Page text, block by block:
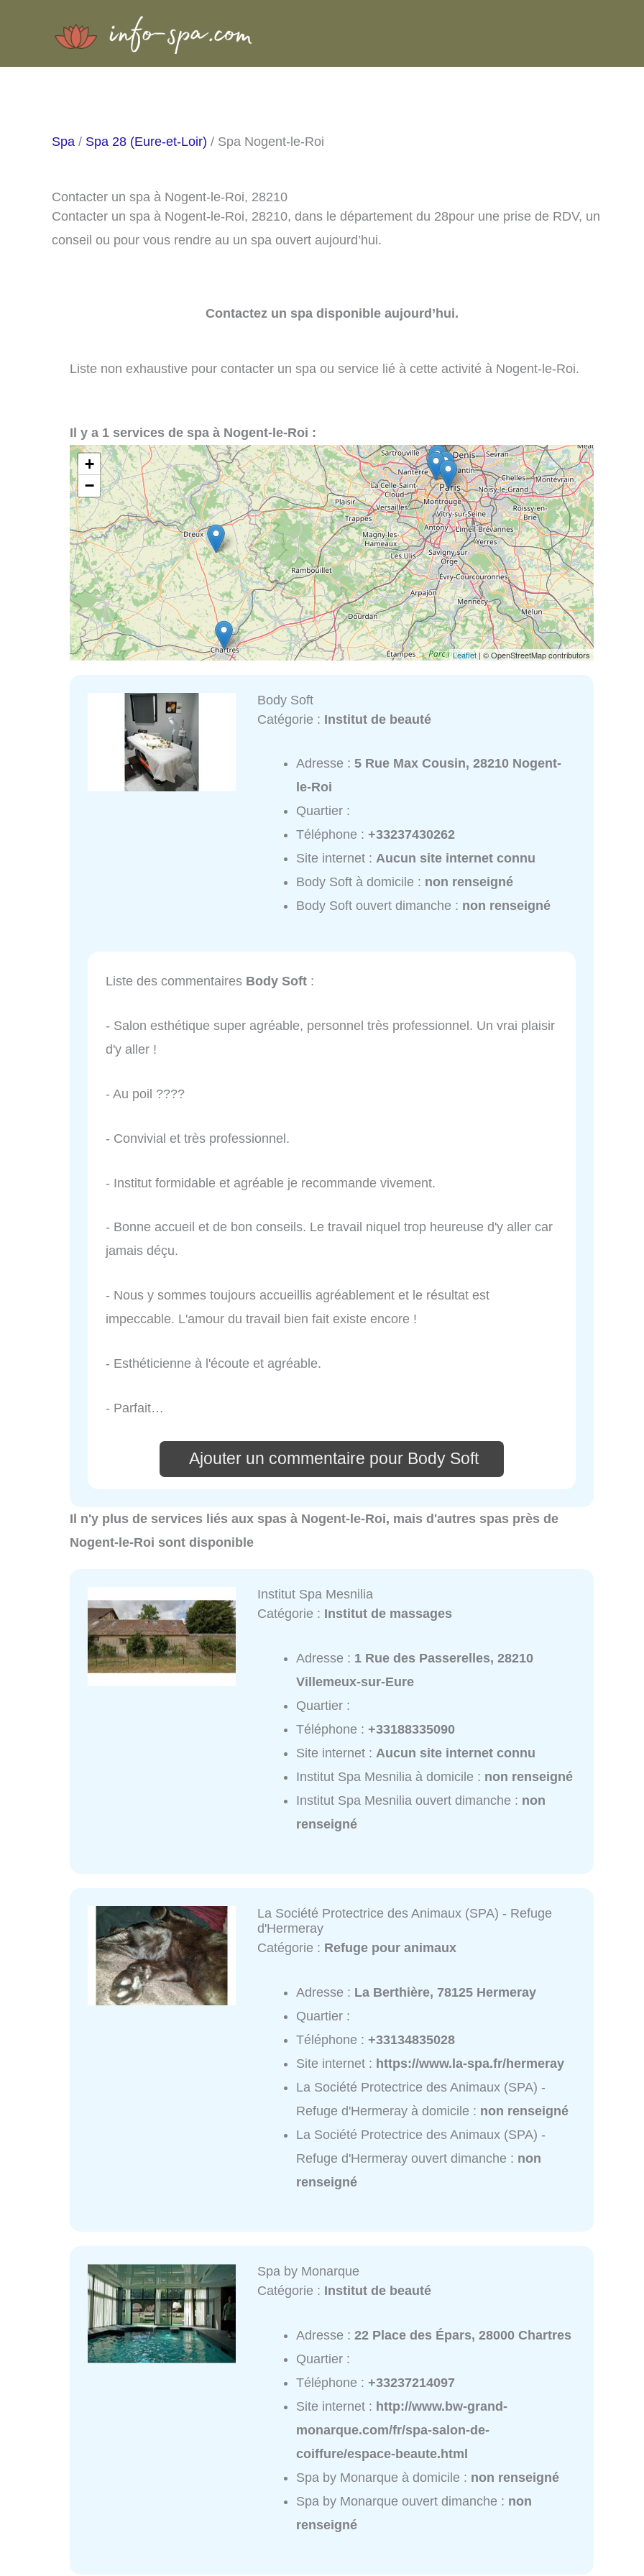
Spa / Spa 28 (Eure-et-Loir) / Spa Nogent-le-Roi
Contacter un spa à Nogent-le-Roi, 28210
Contacter un spa à Nogent-le-Roi, 28210, dans le département du 28pour une prise de RDV, un
conseil ou pour vous rendre au un spa ouvert aujourd’hui.
Contactez un spa disponible aujourd’hui.
Liste non exhaustive pour contacter un spa ou service lié à cette activité à Nogent-le-Roi.
Il y a 1 services de spa à Nogent-le-Roi :
+
−
Leaflet| © OpenStreetMap contributors
Body Soft
Catégorie : Institut de beauté
Adresse :5 Rue Max Cousin, 28210 Nogent-
le-Roi
Quartier :
Téléphone :+33237430262
Site internet :Aucun site internet connu
Body Soft à domicile : non renseigné
Body Soft ouvert dimanche : non renseigné
Liste des commentaires Body Soft :
- Salon esthétique super agréable, personnel très professionnel. Un vrai plaisir
d'y aller !
- Au poil ????
- Convivial et très professionnel.
- Institut formidable et agréable je recommande vivement.
- Bonne accueil et de bon conseils. Le travail niquel trop heureuse d'y aller car
jamais déçu.
- Nous y sommes toujours accueillis agréablement et le résultat est
impeccable. L'amour du travail bien fait existe encore !
- Esthéticienne à l'écoute et agréable.
- Parfait…
Ajouter un commentaire pour Body Soft
Il n'y plus de services liés aux spas à Nogent-le-Roi, mais d'autres spas près de
Nogent-le-Roi sont disponible
Institut Spa Mesnilia
Catégorie : Institut de massages
Adresse : 1 Rue des Passerelles, 28210
Villemeux-sur-Eure
Quartier :
Téléphone :+33188335090
Site internet :Aucun site internet connu
Institut Spa Mesnilia à domicile : non renseigné
Institut Spa Mesnilia ouvert dimanche : non
renseigné
La Société Protectrice des Animaux (SPA) - Refuge
d'Hermeray
Catégorie : Refuge pour animaux
Adresse : La Berthière, 78125 Hermeray
Quartier :
Téléphone :+33134835028
Site internet : https://www.la-spa.fr/hermeray
La Société Protectrice des Animaux (SPA) -
Refuge d'Hermeray à domicile : non renseigné
La Société Protectrice des Animaux (SPA) -
Refuge d'Hermeray ouvert dimanche : non
renseigné
Spa by Monarque
Catégorie : Institut de beauté
Adresse :22 Place des Épars, 28000 Chartres
Quartier :
Téléphone :+33237214097
Site internet : http://www.bw-grand-
monarque.com/fr/spa-salon-de-
coiffure/espace-beaute.html
Spa by Monarque à domicile : non renseigné
Spa by Monarque ouvert dimanche : non
renseigné